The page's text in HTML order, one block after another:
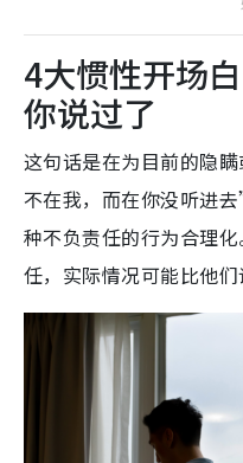
4大惯性开场
你说过了
这句话是在为目前的隐
不在我，而在你没听进
种不负责任的行为合理
任，实际情况可能比他们